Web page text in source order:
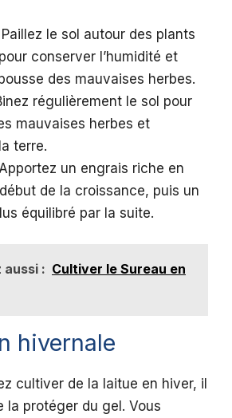
Paillez le sol autour des plants
conserver l’humidité et
des mauvaises herbes.
régulièrement le sol pour
mauvaises herbes et
terre.
Apportez un engrais riche en
de la croissance, puis un
équilibré par la suite.
aussi : Cultiver le Sureau en
hivernale
cultiver de la laitue en hiver, il
la protéger du gel. Vous